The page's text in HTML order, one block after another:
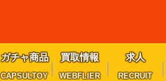
ガチャ商品
CAPSULTOY
買取情報
WEBFLIER
求人
RECRUIT